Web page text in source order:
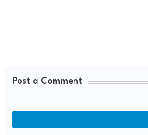
Post a Comment